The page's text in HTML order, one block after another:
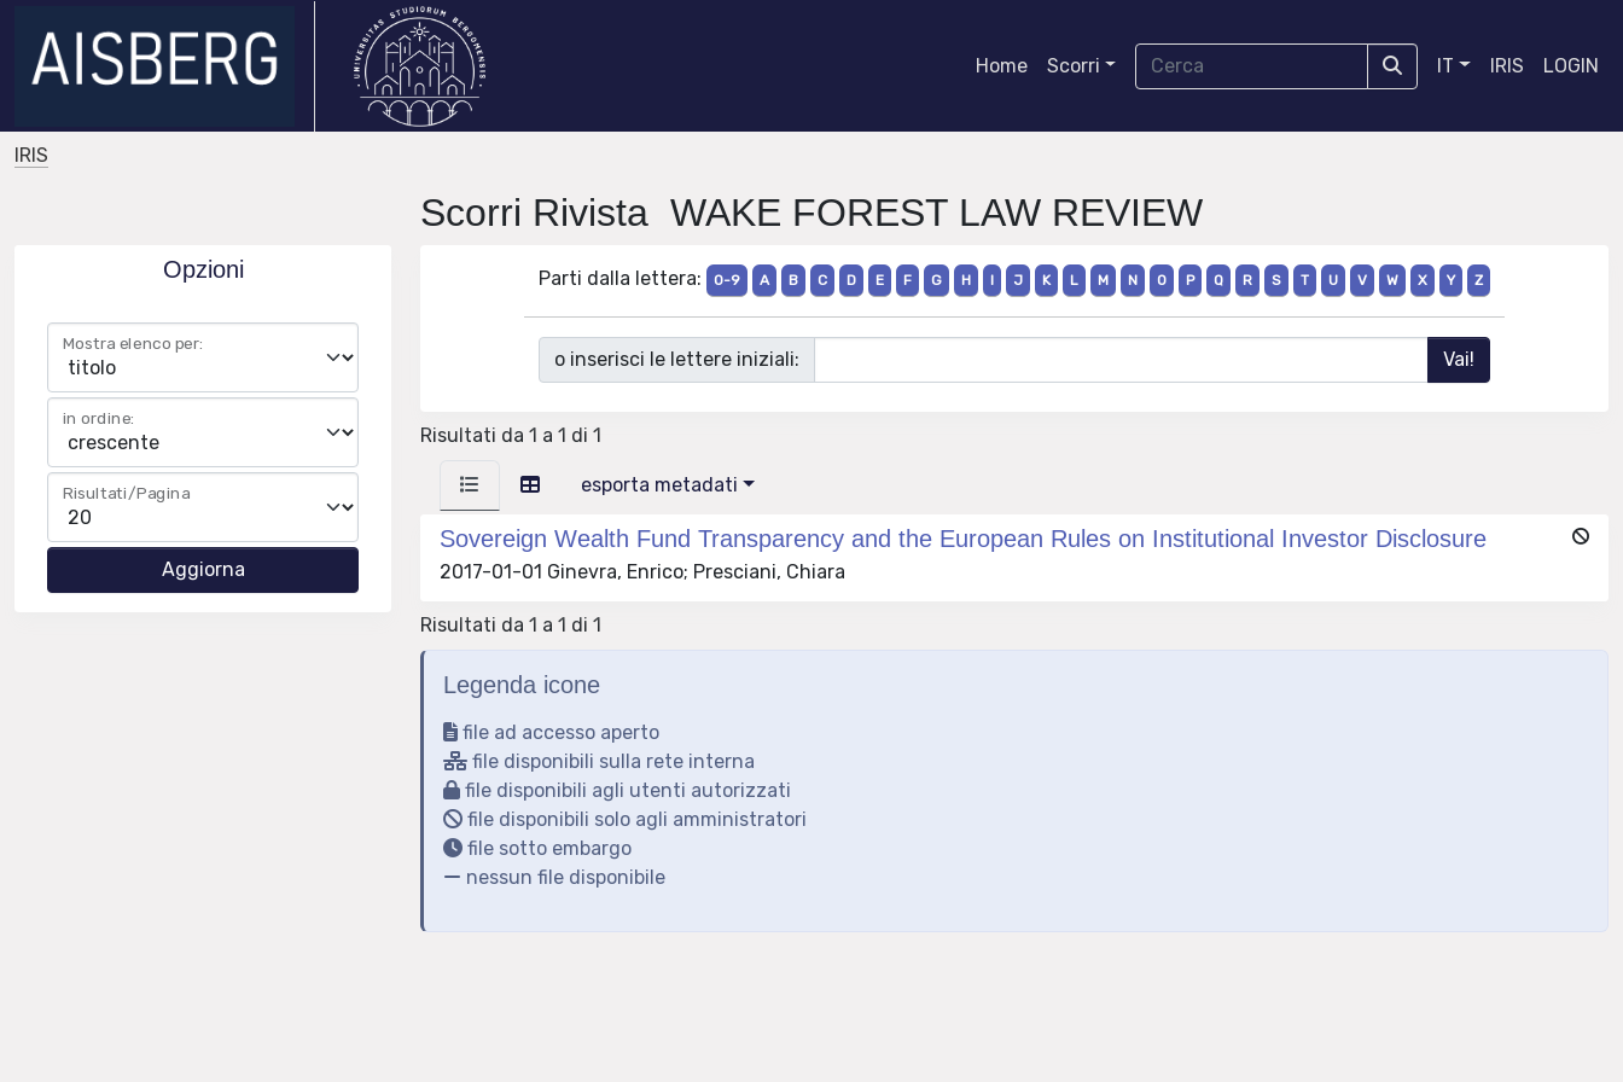
Home Scorri IT IRIS LOGIN
IRIS
Scorri Rivista WAKE FOREST LAW REVIEW
Opzioni
Mostra elenco per:
in ordine:
Risultati/Pagina
Parti dalla lettera: 0-9 A B C D E F G H I J K L M N O P Q R S T U V W X Y Z
o inserisci le lettere iniziali:
Risultati da 1 a 1 di 1
esporta metadati
Sovereign Wealth Fund Transparency and the European Rules on Institutional Investor Disclosure
2017-01-01 Ginevra, Enrico; Presciani, Chiara
Risultati da 1 a 1 di 1
Legenda icone
file ad accesso aperto
file disponibili sulla rete interna
file disponibili agli utenti autorizzati
file disponibili solo agli amministratori
file sotto embargo
nessun file disponibile